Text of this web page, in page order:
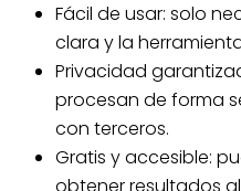
Fácil de usar: solo
clara y la
Privacidad
procesan de forma
con terceros.
Gratis y accesible: